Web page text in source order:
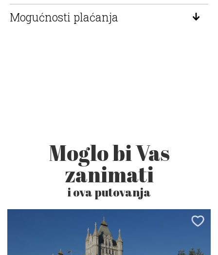
Mogućnosti plaćanja
Moglo bi Vas
zanimati
i ova putovanja